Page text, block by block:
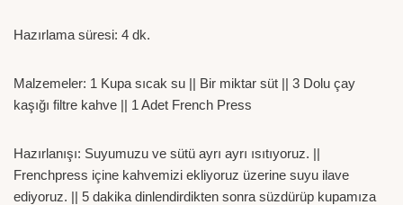
Hazırlama süresi: 4 dk.
Malzemeler: 1 Kupa sıcak su || Bir miktar süt || 3 Dolu çay
kaşığı filtre kahve || 1 Adet French Press
Hazırlanışı: Suyumuzu ve sütü ayrı ayrı ısıtıyoruz. ||
Frenchpress içine kahvemizi ekliyoruz üzerine suyu ilave
ediyoruz. || 5 dakika dinlendirdikten sonra süzdürüp kupamıza